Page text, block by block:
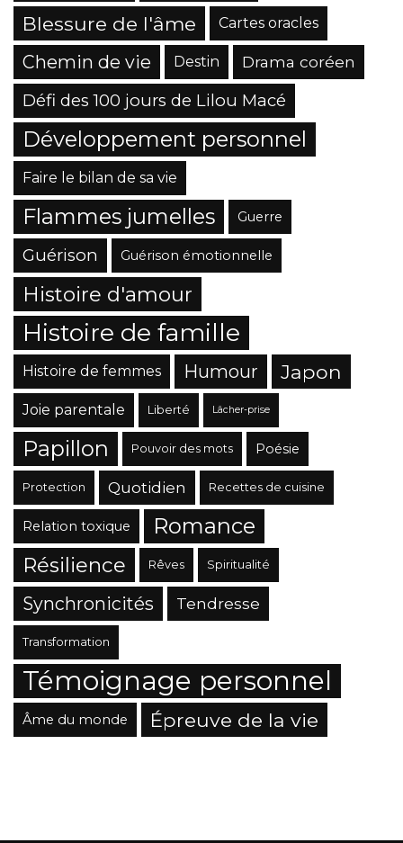
Blessure de l'âme Cartes oracles
Chemin de vie Destin Drama coréen
Défi des 100 jours de Lilou Macé
Développement personnel
Faire le bilan de sa vie
Flammes jumelles Guerre
Guérison Guérison émotionnelle
Histoire d'amour
Histoire de famille
Histoire de femmes Humour Japon
Joie parentale Liberté Lâcher-prise
Papillon Pouvoir des mots Poésie
Protection Quotidien Recettes de cuisine
Relation toxique Romance
Résilience Rêves Spiritualité
Synchronicités Tendresse
Transformation
Témoignage personnel
Âme du monde Épreuve de la vie